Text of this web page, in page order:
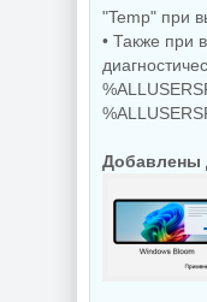
"Temp" при
• Также при
Добавлены